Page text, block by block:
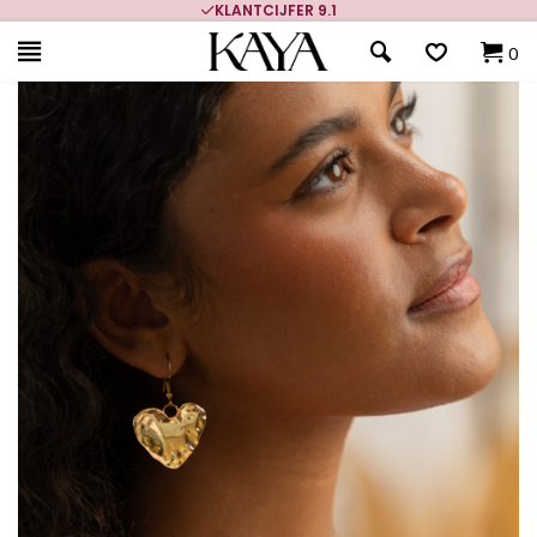
KLANTCIJFER 9.1
0